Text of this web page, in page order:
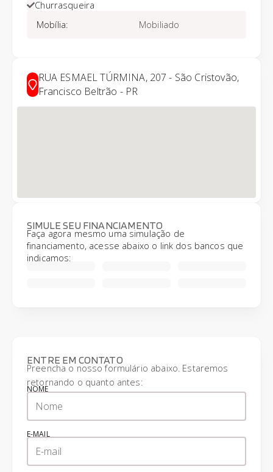
Churrasqueira
Mobília: Mobiliado
RUA ESMAEL TÚRMINA, 207 - São Cristovão,
Francisco Beltrão - PR
SIMULE SEU FINANCIAMENTO
Faça agora mesmo uma simulação de
financiamento, acesse abaixo o link dos bancos que
indicamos:
ENTRE EM CONTATO
Preencha o nosso formulário abaixo. Estaremos
retornando o quanto antes:
NOME
E-MAIL